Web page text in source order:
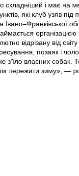
і має на
які клуб узяв
Івано–Франківської
відрізану від
позаяк і
з’їло власних собак.
пережити зиму», —